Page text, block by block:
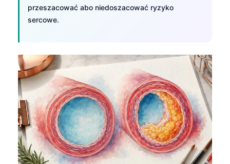
przeszacować abo niedoszacować ryzyko
sercowe.